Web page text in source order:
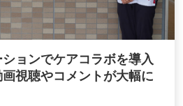
ョンでケアコラボを導入
視聴やコメントが大幅に